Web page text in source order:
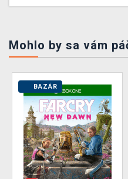
Mohlo by sa vám
BAZÁR